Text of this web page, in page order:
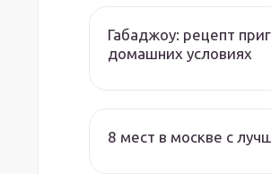
Габаджоу: рецепт
домашних условиях
8 мест в москве с